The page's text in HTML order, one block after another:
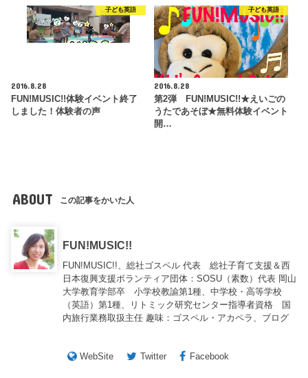
子ども英語
2016.8.28
FUN!MUSIC!!体験イベント終了
しました！体験者の声
子ども英語
2016.8.28
第2弾 FUN!MUSIC!!★えいごの
うたであそぼ★無料体験イベント
開…
ABOUT この記事をかいた人
FUN!MUSIC!!
FUN!MUSIC!!、総社ゴスペル 代表 総社子育て支援＆西
日本復興支援ボランティア団体：SOSU（素数）代表 岡山
大学教育学部卒 小学校教諭第1種、中学校・高等学校
（英語）第1種、リトミック研究センター指導者資格 国
内旅行業務取扱主任 趣味：ゴスペル・アカペラ、ブログ
WebSite Twitter Facebook